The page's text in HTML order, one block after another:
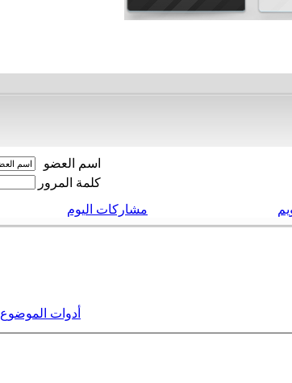
اسم العضو
كلمة المرور
مشاركات اليوم
أدوات الموضوع